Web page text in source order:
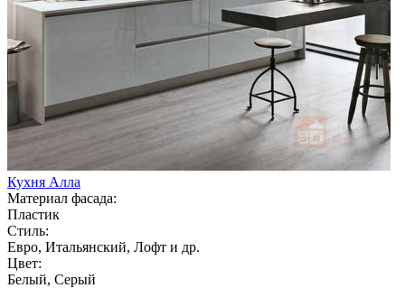
Кухня Алла
Материал фасада:
Пластик
Стиль:
Евро, Итальянский, Лофт и др.
Цвет:
Белый, Серый